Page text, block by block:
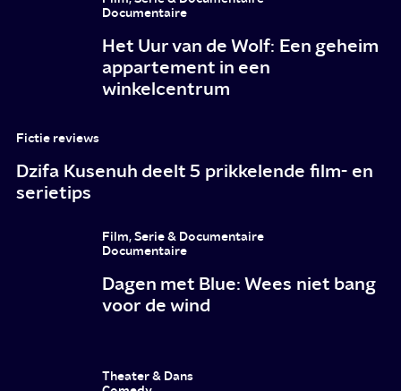
Documentaire
Het Uur van de Wolf: Een geheim
appartement in een
winkelcentrum
Fictie reviews
Dzifa Kusenuh deelt 5 prikkelende film- en
serietips
Film, Serie & Documentaire
Documentaire
Dagen met Blue: Wees niet bang
voor de wind
Theater & Dans